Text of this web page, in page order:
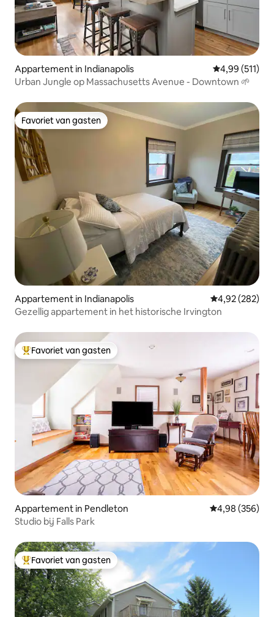
Appartement in Indianapolis Gemiddelde
4,99 (511)
Urban Jungle op Massachusetts Avenue - Downtown 🌱
Favoriet van gasten
Favoriet van gasten
Appartement in Indianapolis Gemiddelde
4,92 (282)
Gezellig appartement in het historische Irvington
Topfavoriet van gasten
Favoriet van gasten
Appartement in Pendleton Gemiddelde
4,98 (356)
Studio bij Falls Park
Topfavoriet van gasten
Favoriet van gasten